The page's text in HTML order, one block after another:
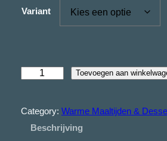
s
k
s
e
Variant
u
Toevoegen aan
Category: Warme Maaltijden &
Beschrijving